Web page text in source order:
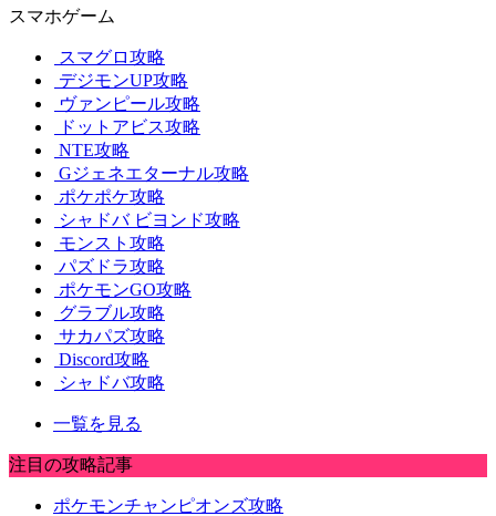
スマホゲーム
スマグロ攻略
デジモンUP攻略
ヴァンピール攻略
ドットアビス攻略
NTE攻略
Gジェネエターナル攻略
ポケポケ攻略
シャドバ ビヨンド攻略
モンスト攻略
パズドラ攻略
ポケモンGO攻略
グラブル攻略
サカパズ攻略
Discord攻略
シャドバ攻略
一覧を見る
注目の攻略記事
ポケモンチャンピオンズ攻略